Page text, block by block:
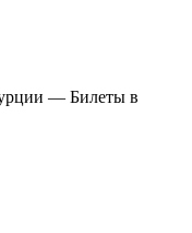
— Билеты в